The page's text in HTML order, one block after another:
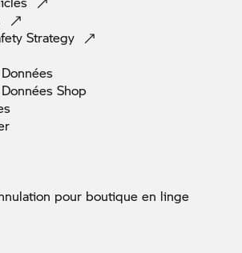
Strategy
Données
Shop
pour boutique en linge